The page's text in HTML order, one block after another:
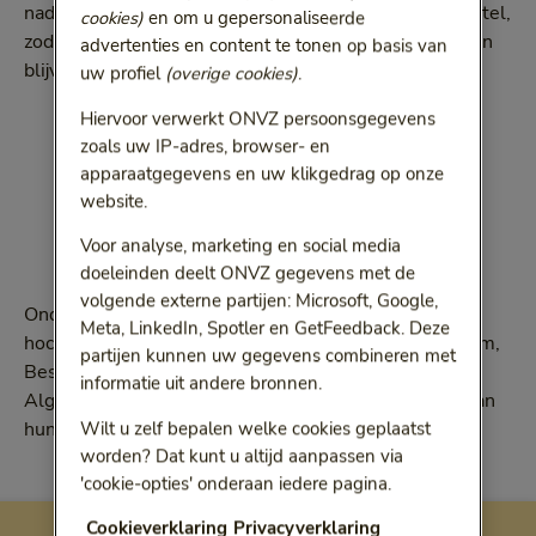
nadruk op preventieve zorg en ondersteuning bij herstel,
zodat hockeyers met plezier, fit en blessurevrij kunnen
blijven sporten.
Onder toeziend oog van Lars Balk, ONVZ’er en
hockeyinternational, bezegelen Jean-Paul van Haarlem,
Bestuursvoorzitter ONVZ (links) en Erik Gerritsen,
Algemeen directeur KNHB (midden) de verlenging van
hun partnership tot en met 2026.
cookies)en om u gepersonaliseerde
advertenties en content te tonen op basis van
uw profiel (overige cookies).
Hiervoor verwerkt ONVZ persoonsgegevens
zoals uw IP-adres, browser- en
apparaatgegevens en uw klikgedrag op onze
website.
Voor analyse, marketing en social media
doeleinden deelt ONVZ gegevens met de
volgende externe partijen: Microsoft, Google,
Meta, LinkedIn, Spotler en GetFeedback. Deze
partijen kunnen uw gegevens combineren met
informatie uit andere bronnen.
Wilt u zelf bepalen welke cookies geplaatst
worden? Dat kunt u altijd aanpassen via
'cookie-opties' onderaan iedere pagina.
Cookieverklaring Privacyverklaring